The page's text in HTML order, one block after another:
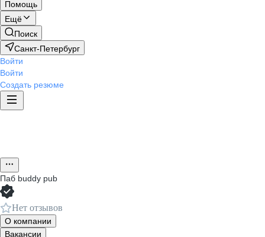
Помощь
Ещё
Поиск
Санкт-Петербург
Войти
Войти
Создать резюме
Паб buddy pub
Нет отзывов
О компании
Вакансии